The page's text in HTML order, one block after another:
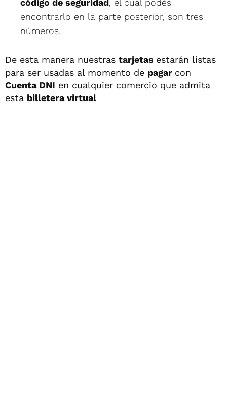
encontrarlo en la parte posterior, son tres
números.
De esta manera nuestras tarjetas estarán listas
para ser usadas al momento de pagar con
Cuenta DNI en cualquier comercio que admita
esta billetera virtual